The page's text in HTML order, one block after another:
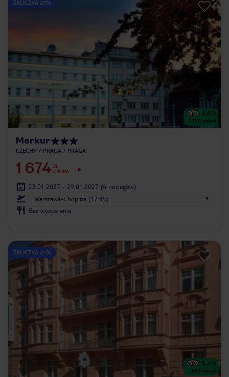
ZALICZKA 25%
4.4/5
2776 opinii
Merkur
CZECHY PRAGA PRAGA
1 674 ZŁ
OSOBA
23.01.2027 - 29.01.2027 (6 noclegów)
Warszawa-Chopina (17:35)
Bez wyżywienia
ZALICZKA 25%
3.7/5
813 opinii